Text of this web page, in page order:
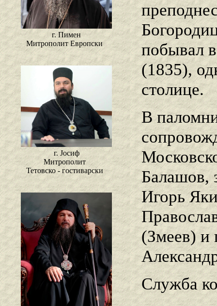
г. Пимен
Митрополит Европски
г. Јосиф
Митрополит
Тетовско - гостиварски
побывал
(1835),
столице.
В
Балашов,
Игорь
(Змеев) и
Служба